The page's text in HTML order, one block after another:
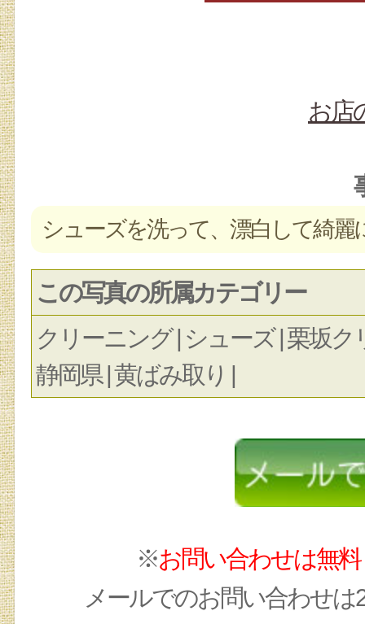
お店
シューズを洗って、漂白して綺麗
この写真の所属カテゴリー
クリーニング | シューズ | 栗坂ク
静岡県 | 黄ばみ取り |
※お問い合わせは無料
メールでのお問い合わせ